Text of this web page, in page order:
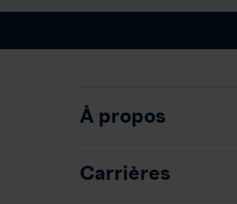
À propos
Carrières